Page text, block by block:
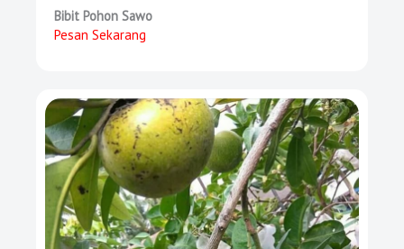
Bibit Pohon Sawo
Pesan Sekarang